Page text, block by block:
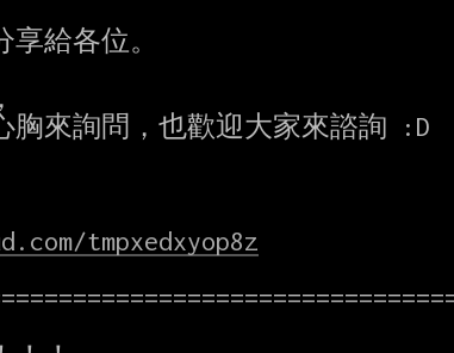
給各位。
胸來詢問，也歡迎大家來諮詢 :D
tmpxedxyop8z